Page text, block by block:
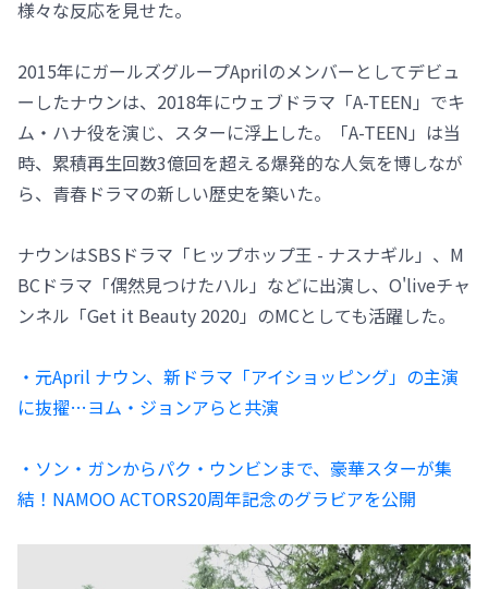
様々な反応を見せた。
2015年にガールズグループAprilのメンバーとしてデビュ
ーしたナウンは、2018年にウェブドラマ「A-TEEN」でキ
ム・ハナ役を演じ、スターに浮上した。「A-TEEN」は当
時、累積再生回数3億回を超える爆発的な人気を博しなが
ら、青春ドラマの新しい歴史を築いた。
ナウンはSBSドラマ「ヒップホップ王 - ナスナギル」、M
BCドラマ「偶然見つけたハル」などに出演し、O'liveチャ
ンネル「Get it Beauty 2020」のMCとしても活躍した。
・元April ナウン、新ドラマ「アイショッピング」の主演
に抜擢…ヨム・ジョンアらと共演
・ソン・ガンからパク・ウンビンまで、豪華スターが集
結！NAMOO ACTORS20周年記念のグラビアを公開